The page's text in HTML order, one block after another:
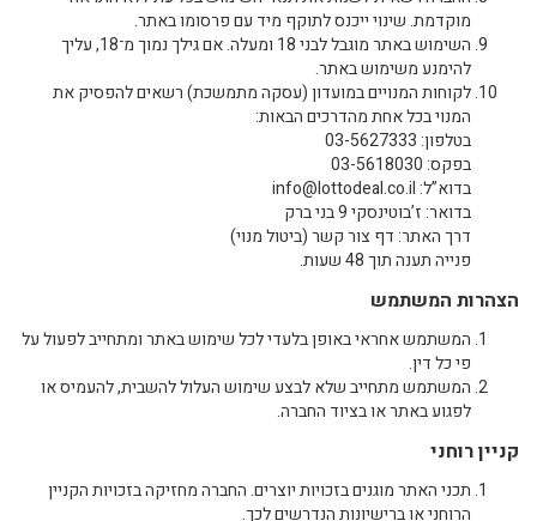
מוקדמת. שינוי ייכנס לתוקף מיד עם פרסומו באתר.
השימוש באתר מוגבל לבני 18 ומעלה. אם גילך נמוך מ־18, עליך
להימנע משימוש באתר.
לקוחות המנויים במועדון (עסקה מתמשכת) רשאים להפסיק את
המנוי בכל אחת מהדרכים הבאות:
בטלפון: 03-5627333
בפקס: 03-5618030
בדוא”ל: info@lottodeal.co.il
בדואר: ז’בוטינסקי 9 בני ברק
דרך האתר: דף צור קשר (ביטול מנוי)
פנייה תענה תוך 48 שעות.
הצהרות המשתמש
המשתמש אחראי באופן בלעדי לכל שימוש באתר ומתחייב לפעול על
פי כל דין.
המשתמש מתחייב שלא לבצע שימוש העלול להשבית, להעמיס או
לפגוע באתר או בציוד החברה.
קניין רוחני
תכני האתר מוגנים בזכויות יוצרים. החברה מחזיקה בזכויות הקניין
הרוחני או ברישיונות הנדרשים לכך.